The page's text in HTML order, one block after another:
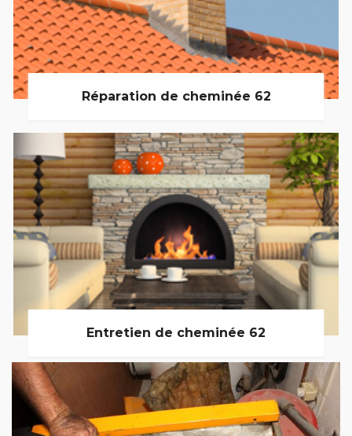
Réparation de cheminée 62
Entretien de cheminée 62